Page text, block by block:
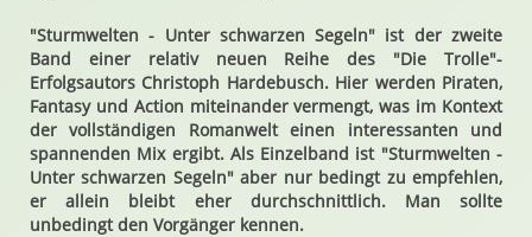
"Sturmwelten - Unter schwarzen Segeln" ist der zweite
Band einer relativ neuen Reihe des "Die Trolle"-
Erfolgsautors Christoph Hardebusch. Hier werden Piraten,
Fantasy und Action miteinander vermengt, was im Kontext
der vollständigen Romanwelt einen interessanten und
spannenden Mix ergibt. Als Einzelband ist "Sturmwelten -
Unter schwarzen Segeln" aber nur bedingt zu empfehlen,
er allein bleibt eher durchschnittlich. Man sollte
unbedingt den Vorgänger kennen.